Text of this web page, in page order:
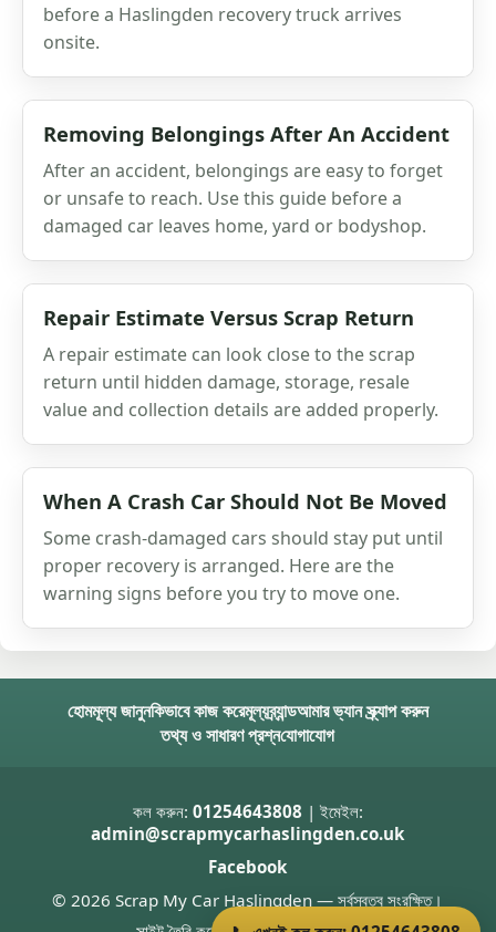
before a Haslingden recovery truck arrives
onsite.
Removing Belongings After An Accident
After an accident, belongings are easy to forget
or unsafe to reach. Use this guide before a
damaged car leaves home, yard or bodyshop.
Repair Estimate Versus Scrap Return
A repair estimate can look close to the scrap
return until hidden damage, storage, resale
value and collection details are added properly.
When A Crash Car Should Not Be Moved
Some crash-damaged cars should stay put until
proper recovery is arranged. Here are the
warning signs before you try to move one.
হোমমূল্য জানুনকিভাবে কাজ করেমূল্যব্র্যান্ডআমার ভ্যান স্ক্র্যাপ করুন
তথ্য ও সাধারণ প্রশ্নযোগাযোগ
কল করুন: 01254643808 | ইমেইল:
admin@scrapmycarhaslingden.co.uk
Facebook
© 2026 Scrap My Car Haslingden — সর্বস্বত্ব সংরক্ষিত।